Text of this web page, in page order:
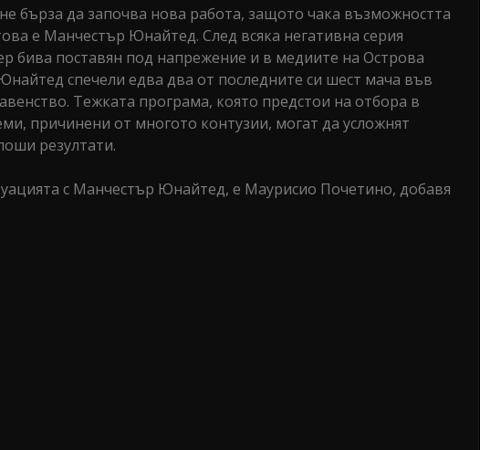
бърза да започва нова работа, защото чака възможността
е Манчестър Юнайтед. След всяка негативна серия
бива поставян под напрежение и в медиите на Острова
спечели едва два от последните си шест мача във
Тежката програма, която предстои на отбора в
причинени от многото контузии, могат да усложнят
резултати.
с Манчестър Юнайтед, е Маурисио Почетино, добавя